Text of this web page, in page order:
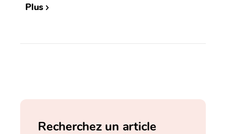
Plus
Recherchez un article